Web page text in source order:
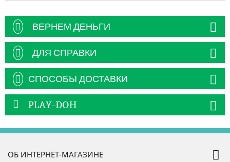
ВЕРНЕМ ДЕНЬГИ
ДЛЯ СПРАВКИ
СПОСОБЫ ДОСТАВКИ
PLAY-DOH
ОБ ИНТЕРНЕТ-МАГАЗИНЕ